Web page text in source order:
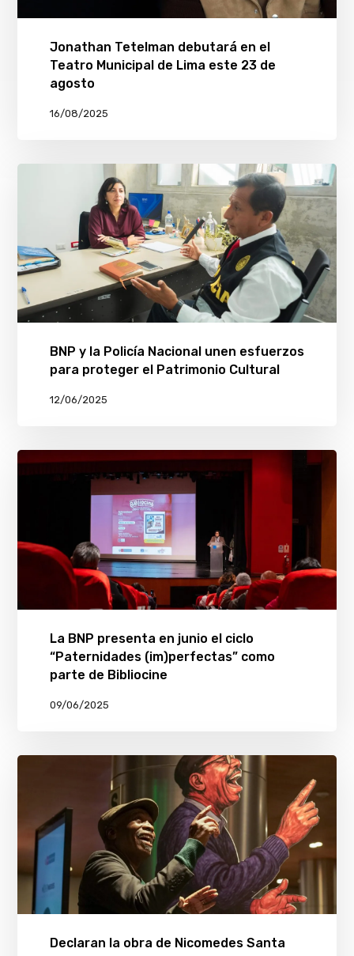
Jonathan Tetelman debutará en el
Teatro Municipal de Lima este 23 de
agosto
16/08/2025
BNP y la Policía Nacional unen esfuerzos
para proteger el Patrimonio Cultural
12/06/2025
La BNP presenta en junio el ciclo
“Paternidades (im)perfectas” como
parte de Bibliocine
09/06/2025
Declaran la obra de Nicomedes Santa